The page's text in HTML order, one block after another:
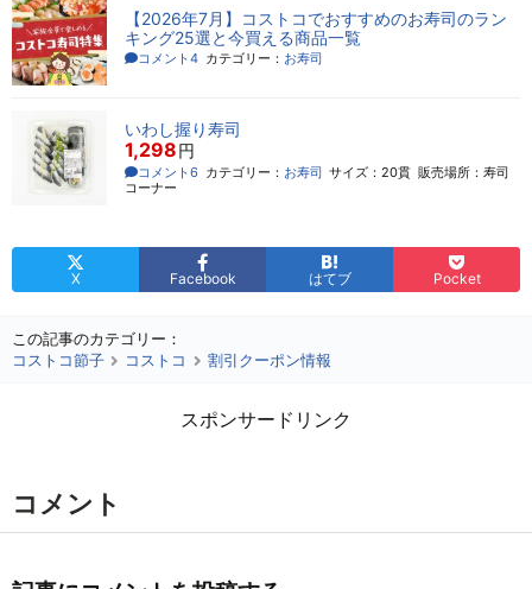
【2026年7月】コストコでおすすめのお寿司のラン
キング25選と今買える商品一覧
コメント4 カテゴリー： お寿司
いわし握り寿司
1,298円
コメント6 カテゴリー： お寿司 サイズ：20貫 販売場所：寿司
コーナー
X Facebook はてブ Pocket
この記事のカテゴリー：
コストコ節子
コストコ 割引クーポン情報
スポンサードリンク
コメント